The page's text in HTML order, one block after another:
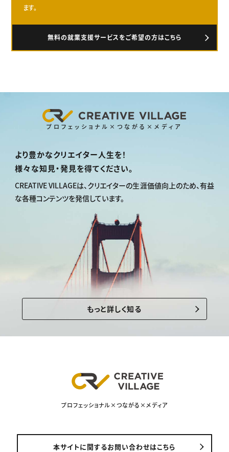
ます。
無料の就業支援サービスをご希望の方はこちら
プロフェッショナル×つながる×メディア
より豊かなクリエイター人生を！
様々な知見・発見を得てください。
CREATIVE VILLAGEは、 クリエイターの生涯価値向上のため、有益
な各種コンテンツを発信しています。
もっと詳しく知る
プロフェッショナル×つながる×メディア
本サイトに関するお問い合わせはこちら